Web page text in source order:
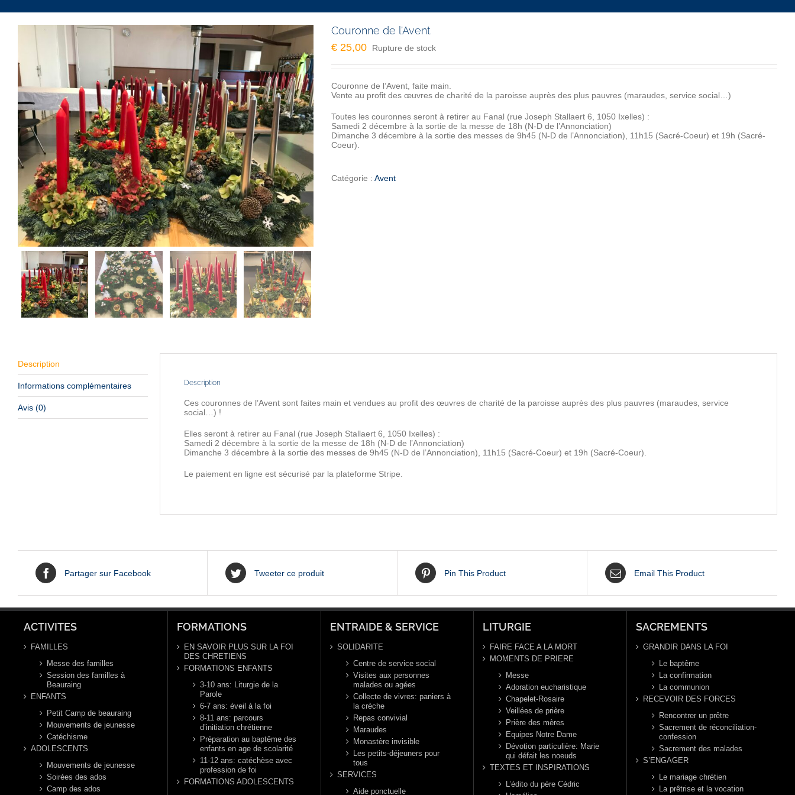
Couronne de l’Avent
€ 25,00 Rupture de stock
Couronne de l’Avent, faite main.
Vente au profit des œuvres de charité de la paroisse auprès des plus pauvres (maraudes, service social…)
Toutes les couronnes seront à retirer au Fanal (rue Joseph Stallaert 6, 1050 Ixelles) :
Samedi 2 décembre à la sortie de la messe de 18h (N-D de l’Annonciation)
Dimanche 3 décembre à la sortie des messes de 9h45 (N-D de l’Annonciation), 11h15 (Sacré-Coeur) et 19h (Sacré-
Coeur).
Catégorie : Avent
Description
Informations complémentaires
Avis (0)
Description
Ces couronnes de l’Avent sont faites main et vendues au profit des œuvres de charité de la paroisse auprès des plus pauvres (maraudes, service
social…) !
Elles seront à retirer au Fanal (rue Joseph Stallaert 6, 1050 Ixelles) :
Samedi 2 décembre à la sortie de la messe de 18h (N-D de l’Annonciation)
Dimanche 3 décembre à la sortie des messes de 9h45 (N-D de l’Annonciation), 11h15 (Sacré-Coeur) et 19h (Sacré-Coeur).
Le paiement en ligne est sécurisé par la plateforme Stripe.
Partager sur Facebook Tweeter ce produit Pin This Product Email This Product
ACTIVITES
FAMILLES
Messe des familles
Session des familles à
Beauraing
ENFANTS
Petit Camp de beauraing
Mouvements de jeunesse
Catéchisme
ADOLESCENTS
Mouvements de jeunesse
Soirées des ados
Camp des ados
FORMATIONS
EN SAVOIR PLUS SUR LA FOI
DES CHRETIENS
FORMATIONS ENFANTS
3-10 ans: Liturgie de la
Parole
6-7 ans: éveil à la foi
8-11 ans: parcours
d’initiation chrétienne
Préparation au baptême des
enfants en age de scolarité
11-12 ans: catéchèse avec
profession de foi
FORMATIONS ADOLESCENTS
ENTRAIDE & SERVICE
SOLIDARITE
Centre de service social
Visites aux personnes
malades ou agées
Collecte de vivres: paniers à
la crèche
Repas convivial
Maraudes
Monastère invisible
Les petits-déjeuners pour
tous
SERVICES
Aide ponctuelle
LITURGIE
FAIRE FACE A LA MORT
MOMENTS DE PRIERE
Messe
Adoration eucharistique
Chapelet-Rosaire
Veillées de prière
Prière des mères
Equipes Notre Dame
Dévotion particulière: Marie
qui défait les noeuds
TEXTES ET INSPIRATIONS
L’édito du père Cédric
SACREMENTS
GRANDIR DANS LA FOI
Le baptême
La confirmation
La communion
RECEVOIR DES FORCES
Rencontrer un prêtre
Sacrement de réconciliation-
confession
Sacrement des malades
S’ENGAGER
Le mariage chrétien
La prêtrise et la vocation